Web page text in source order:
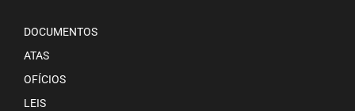
DOCUMENTOS
ATAS
OFÍCIOS
LEIS